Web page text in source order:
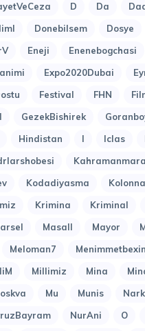
D Da
Donebilsem Dosye
Eneji Enenebogchasi
Expo2020Dubai
Festival FHN
GezekBishirek
Hindistan I Iclas
Kahramanmara
Kodadiyasma Kolonna
Krimina Kriminal
Masall Mayor
Meloman7
Millimiz Mina
Mu Munis
NurAni O